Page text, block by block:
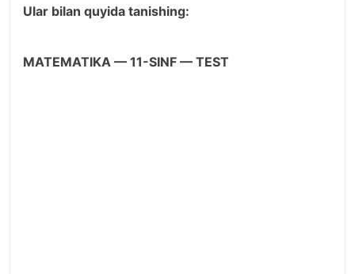
Ular bilan quyida tanishing:
MATEMATIKA — 11-SINF — TEST